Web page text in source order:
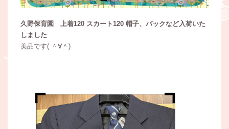
久野保育園 上着120 スカート120 帽子、バックなど入荷いた
しました
美品です( ＾∀＾)